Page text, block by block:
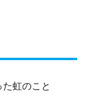
虹のこと